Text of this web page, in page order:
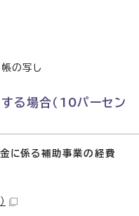
の写し
る場合（10パーセン
に係る補助事業の経費